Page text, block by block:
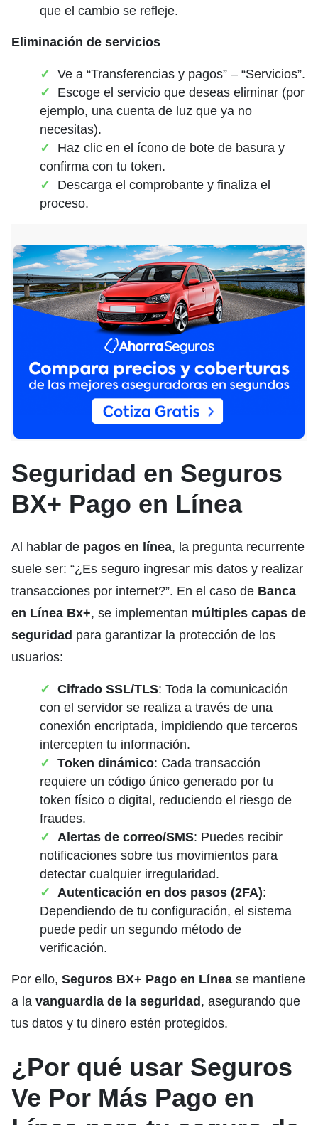
que el cambio se refleje.
Eliminación de servicios
Ve a “Transferencias y pagos” – “Servicios”.
Escoge el servicio que deseas eliminar (por
ejemplo, una cuenta de luz que ya no
necesitas).
Haz clic en el ícono de bote de basura y
confirma con tu token.
Descarga el comprobante y finaliza el
proceso.
Seguridad en Seguros
BX+ Pago en Línea
Al hablar de pagos en línea, la pregunta recurrente
suele ser: “¿Es seguro ingresar mis datos y realizar
transacciones por internet?”. En el caso de Banca
en Línea Bx+, se implementan múltiples capas de
seguridad para garantizar la protección de los
usuarios:
Cifrado SSL/TLS: Toda la comunicación
con el servidor se realiza a través de una
conexión encriptada, impidiendo que terceros
intercepten tu información.
Token dinámico: Cada transacción
requiere un código único generado por tu
token físico o digital, reduciendo el riesgo de
fraudes.
Alertas de correo/SMS: Puedes recibir
notificaciones sobre tus movimientos para
detectar cualquier irregularidad.
Autenticación en dos pasos (2FA):
Dependiendo de tu configuración, el sistema
puede pedir un segundo método de
verificación.
Por ello, Seguros BX+ Pago en Línea se mantiene
a la vanguardia de la seguridad , asegurando que
tus datos y tu dinero estén protegidos.
¿Por qué usar Seguros
Ve Por Más Pago en